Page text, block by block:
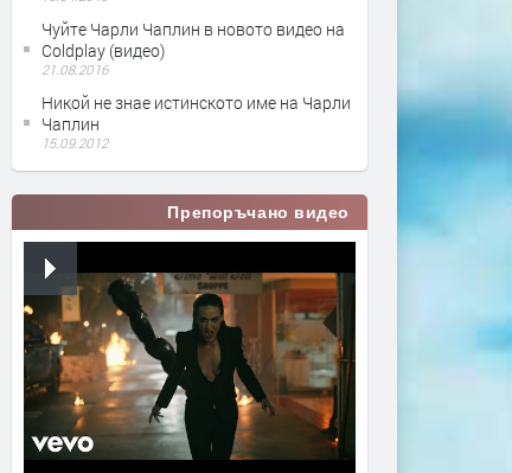
Чуйте Чарли Чаплин в новото видео на
Coldplay (видео)
21.08.2016
Никой не знае истинското име на Чарли
Чаплин
15.09.2012
Препоръчано видео